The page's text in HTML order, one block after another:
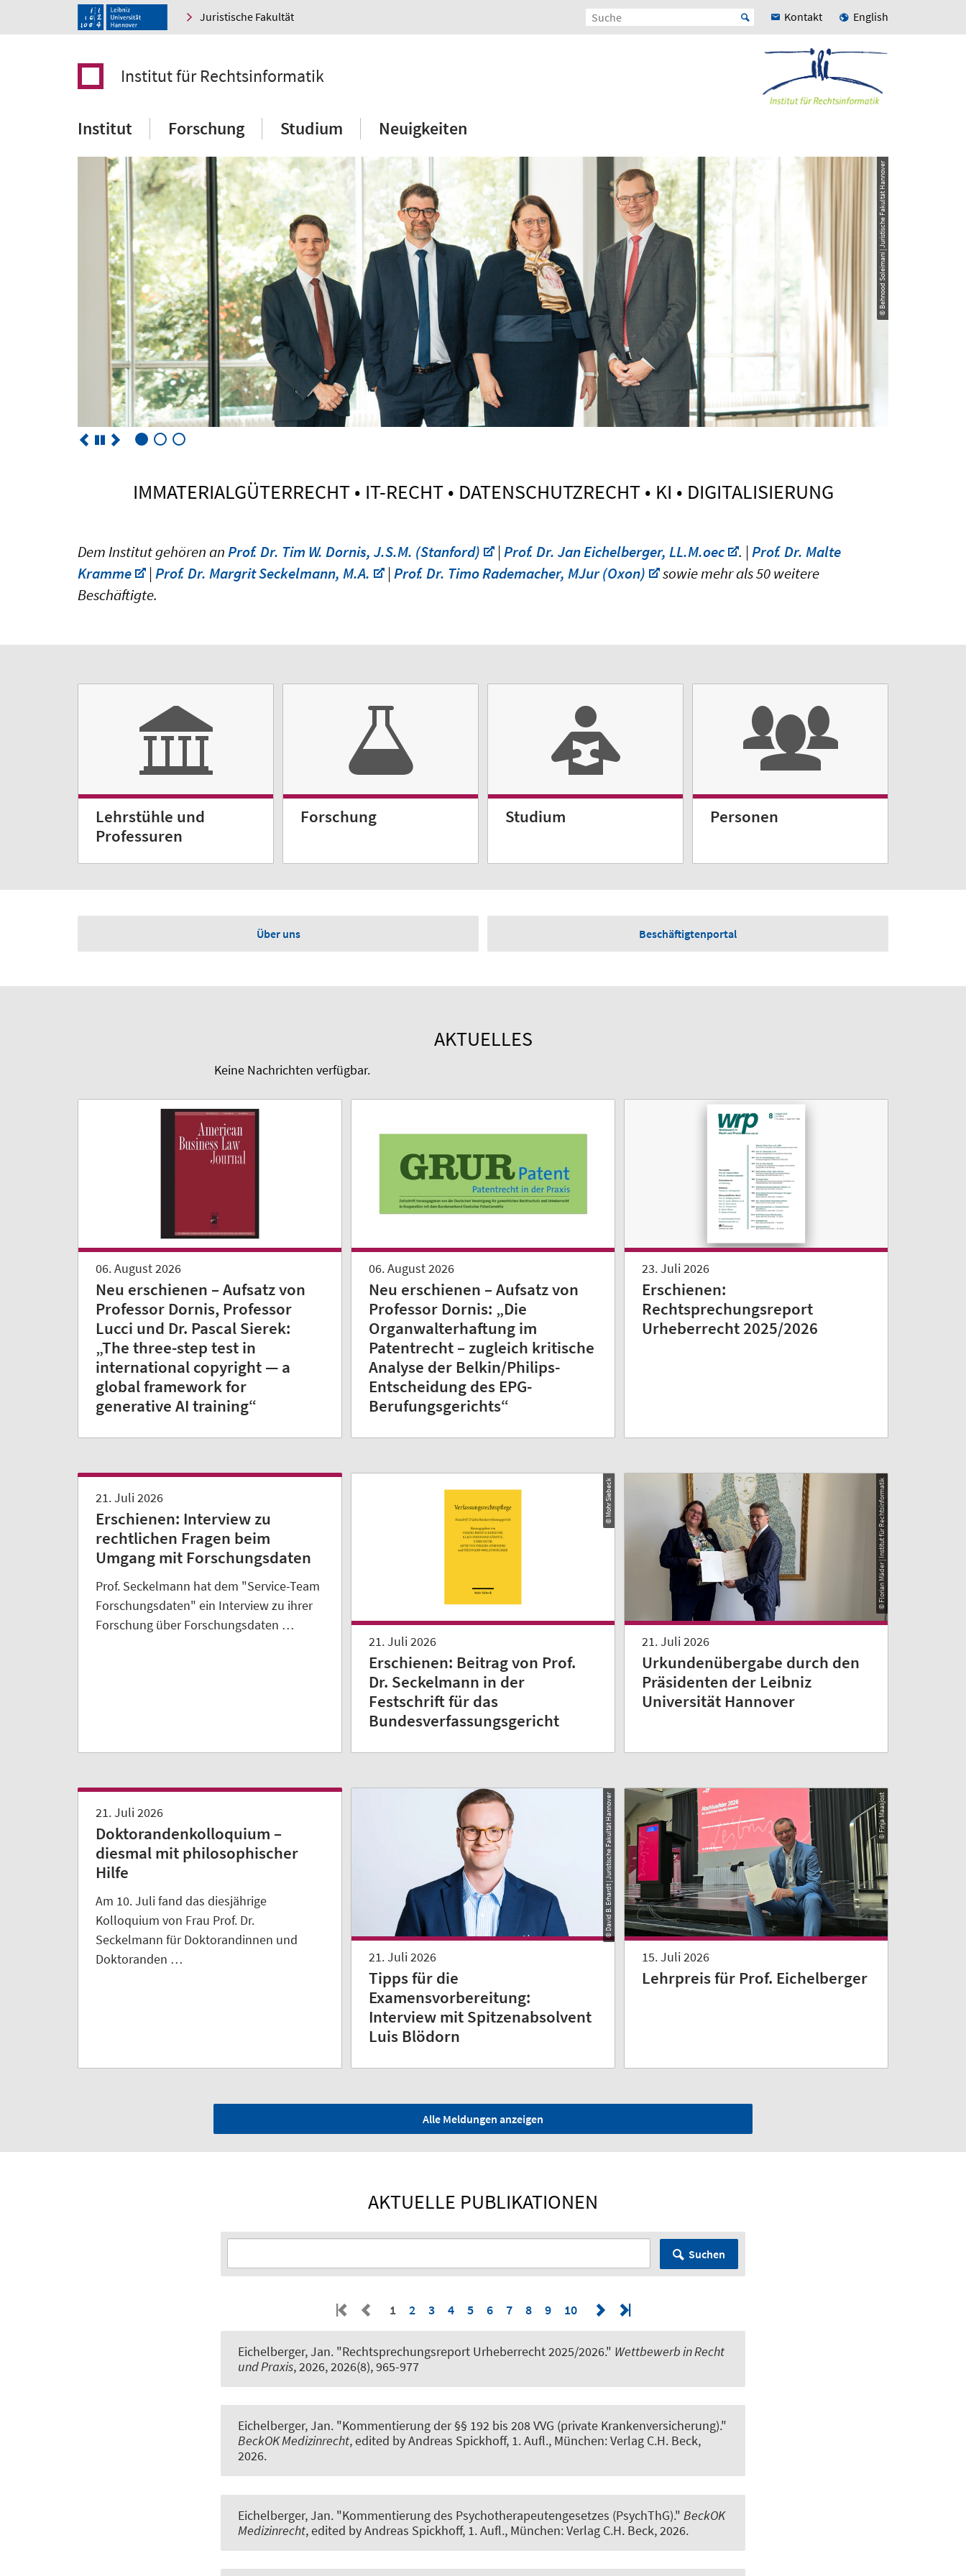
Juristische Fakultät Kontakt English
Institut für Rechtsinformatik
Institut Forschung Studium Neuigkeiten
© Behnood Soleimani | Juristische Fakultät Hannover
IMMATERIALGÜTERRECHT • IT-RECHT • DATENSCHUTZRECHT • KI • DIGITALISIERUNG
Dem Institut gehören anProf. Dr. Tim W. Dornis, J.S.M. (Stanford) |Prof. Dr. Jan Eichelberger, LL.M.oec . |Prof. Dr. Malte
Kramme
|Prof. Dr. Margrit Seckelmann, M.A. |Prof. Dr. Timo Rademacher, MJur (Oxon)
sowie mehr als 50 weitere
Beschäftigte.
Lehrstühle und
Professuren
Forschung Studium Personen
Über uns Beschäftigtenportal
AKTUELLES
Keine Nachrichten verfügbar.
06. August 2026
Neu erschienen – Aufsatz von
Professor Dornis, Professor
Lucci und Dr. Pascal Sierek:
„The three-step test in
international copyright — a
global framework for
generative AI training“
06. August 2026
Neu erschienen – Aufsatz von
Professor Dornis: „Die
Organwalterhaftung im
Patentrecht – zugleich kritische
Analyse der Belkin/Philips-
Entscheidung des EPG-
Berufungsgerichts“
23. Juli 2026
Erschienen:
Rechtsprechungsreport
Urheberrecht 2025/2026
21. Juli 2026
Erschienen: Interview zu
rechtlichen Fragen beim
Umgang mit Forschungsdaten
Prof. Seckelmann hat dem "Service-Team
Forschungsdaten" ein Interview zu ihrer
Forschung über Forschungsdaten …
© Mohr Siebeck
21. Juli 2026
Erschienen: Beitrag von Prof.
Dr. Seckelmann in der
Festschrift für das
Bundesverfassungsgericht
© Florian Mäder | Institut für Rechtsinformatik
21. Juli 2026
Urkundenübergabe durch den
Präsidenten der Leibniz
Universität Hannover
21. Juli 2026
Doktorandenkolloquium –
diesmal mit philosophischer
Hilfe
Am 10. Juli fand das diesjährige
Kolloquium von Frau Prof. Dr.
Seckelmann für Doktorandinnen und
Doktoranden …
© David B. Erhardt | Juristische Fakultät Hannover
21. Juli 2026
Tipps für die
Examensvorbereitung:
Interview mit Spitzenabsolvent
Luis Blödorn
© Finja Maasjost
15. Juli 2026
Lehrpreis für Prof. Eichelberger
Alle Meldungen anzeigen
AKTUELLE PUBLIKATIONEN
Suchen
1 2 3 4 5 6 7 8 9 10
Eichelberger, Jan. "Rechtsprechungsreport Urheberrecht 2025/2026." Wettbewerb in Recht
und Praxis, 2026, 2026(8), 965-977
Eichelberger, Jan. "Kommentierung der §§ 192 bis 208 VVG (private Krankenversicherung)."
BeckOK Medizinrecht, edited by Andreas Spickhoff, 1. Aufl., München: Verlag C.H. Beck,
2026.
Eichelberger, Jan. "Kommentierung des Psychotherapeutengesetzes (PsychThG)." BeckOK
Medizinrecht, edited by Andreas Spickhoff, 1. Aufl., München: Verlag C.H. Beck, 2026.